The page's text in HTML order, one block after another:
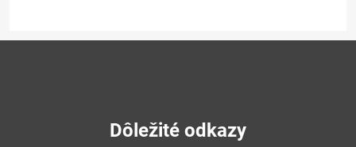
Dôležité odkazy